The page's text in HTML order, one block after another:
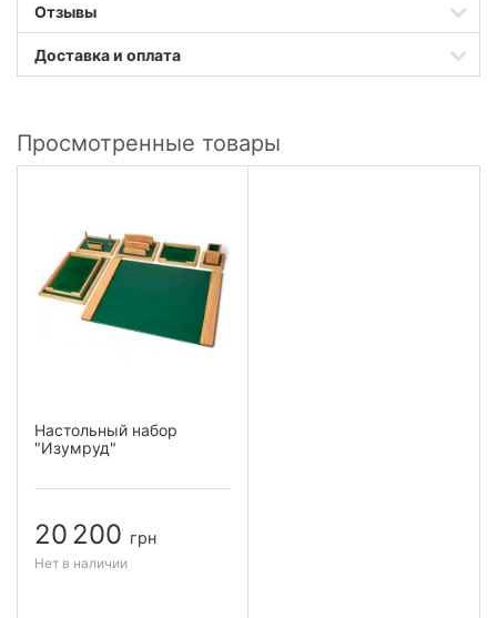
Отзывы
Доставка и оплата
Просмотренные товары
Настольный набор
"Изумруд"
20 200 грн
Нет в наличии